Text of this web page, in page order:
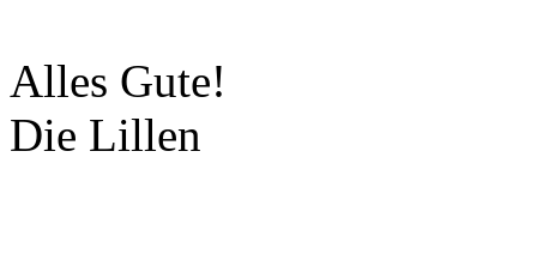
Alles Gute!
Die Lillen